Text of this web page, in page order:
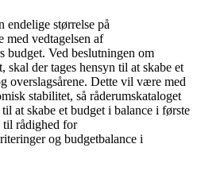
størrelse på
med vedtagelsen af
budget. Ved beslutningen om
skal der tages hensyn til at skabe et
overslagsårene. Dette vil være med
stabilitet, så råderumskataloget
at skabe et budget i balance i første
til rådighed for
og budgetbalance i